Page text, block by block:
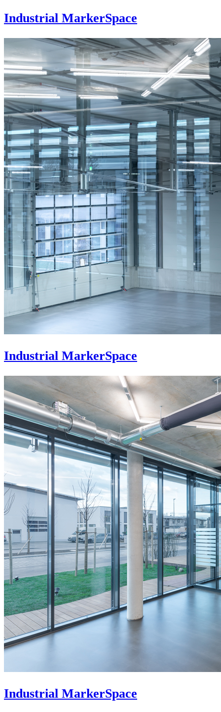
Industrial MarkerSpace
Industrial MarkerSpace
Industrial MarkerSpace